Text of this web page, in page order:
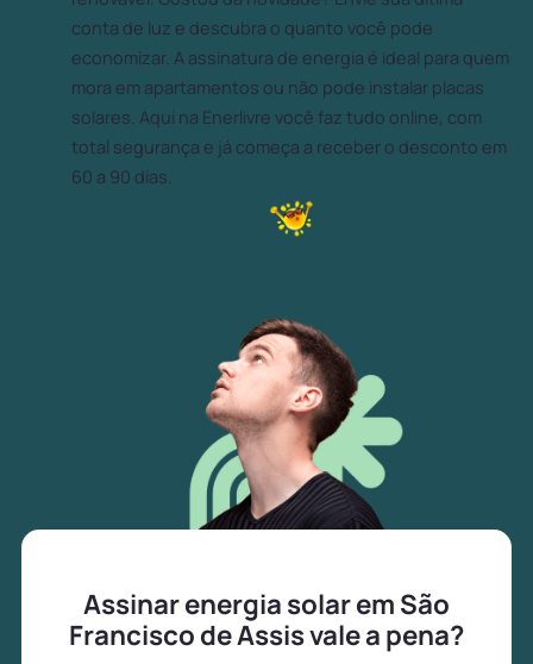
conta de luz e descubra o quanto você pode
economizar. A assinatura de energia é ideal para quem
mora em apartamentos ou não pode instalar placas
solares. Aqui na Enerlivre você faz tudo online, com
total segurança e já começa a receber o desconto em
60 a 90 dias.
Assinar energia solar em São
Francisco de Assis vale a pena?